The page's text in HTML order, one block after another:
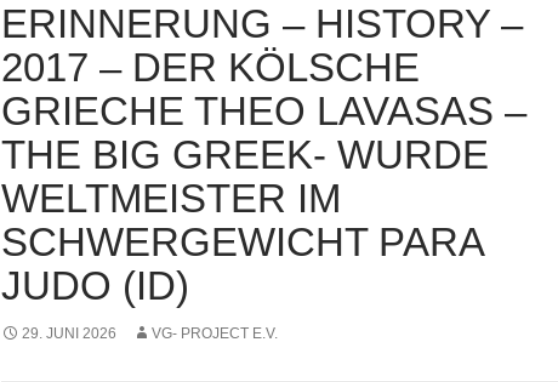
ERINNERUNG – HISTORY –
2017 – DER KÖLSCHE
GRIECHE THEO LAVASAS –
THE BIG GREEK- WURDE
WELTMEISTER IM
SCHWERGEWICHT PARA
JUDO (ID)
29. JUNI 2026 VG- PROJECT E.V.